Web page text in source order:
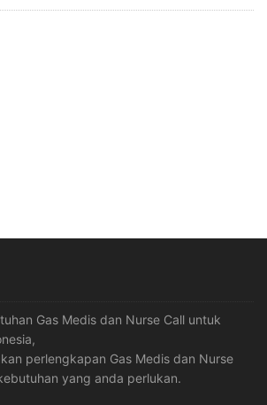
Gas Medis dan Nurse Call untuk
perlengkapan Gas Medis dan Nurse
yang anda perlukan.